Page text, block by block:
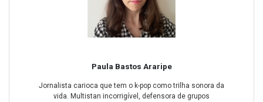
Paula Bastos Araripe
Jornalista carioca que tem o k-pop como trilha sonora da
vida. Multistan incorrigível, defensora de grupos